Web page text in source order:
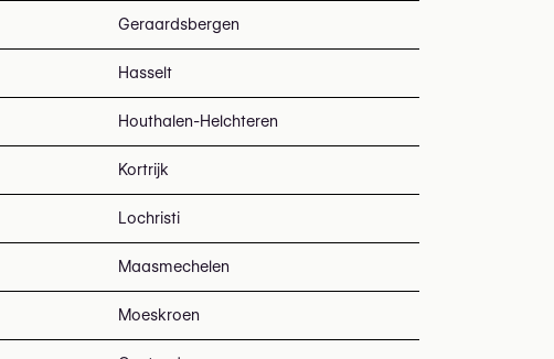
Geraardsbergen
Hasselt
Houthalen-Helchteren
Kortrijk
Lochristi
Maasmechelen
Moeskroen